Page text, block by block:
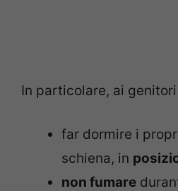
In particolare, ai
far dormire i
schiena, in
non fumare